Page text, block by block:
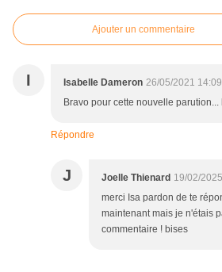
Ajouter un commentaire
I Isabelle Dameron 26/05/2021 14:09
Bravo pour cette nouvelle parution...
Répondre
J Joelle Thienard 19/02/
merci Isa pardon de te
maintenant mais je n'étais
commentaire ! bises